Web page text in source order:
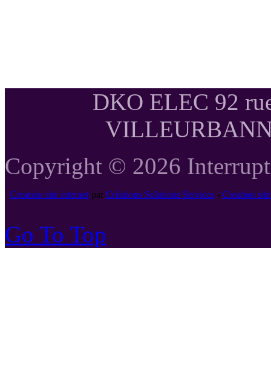
DKO ELEC 92
Copyright © 2026
Creation site internetpar Créations Solutions Services- Creation
Go To Top